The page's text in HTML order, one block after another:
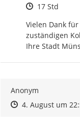
Zeitpunkt
17 Std
Vielen Dank
zuständigen
Ihre Stadt
Anonym
Zeitpunkt des
Zeitpunkt des
4. August um